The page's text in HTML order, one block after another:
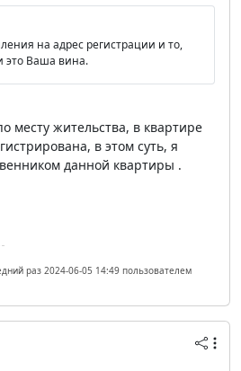
на адрес регистрации и то,
это Ваша вина.
месту жительства, в квартире
в этом суть, я
данной квартиры .
раз 2024-06-05 14:49 пользователем